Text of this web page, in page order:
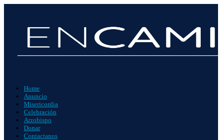
Home
Anuncio
Misericordia
Celebración
Arzobispo
Donar
Contactanos